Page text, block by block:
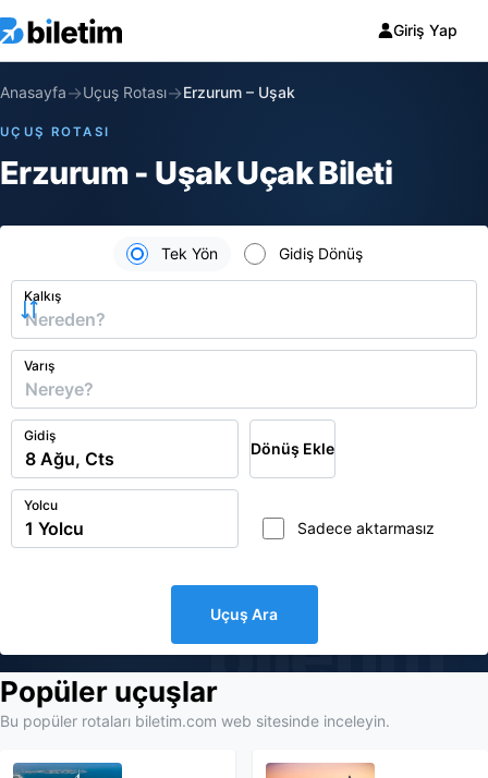
Giriş Yap
biletim
Anasayfa→Uçuş Rotası→Erzurum – Uşak
UÇUŞ ROTASI
Erzurum - Uşak Uçak Bileti
Tek Yön Gidiş Dönüş
Kalkış
Varış
Gidiş
Dönüş Ekle
Yolcu
Sadece aktarmasız
Uçuş Ara
Popüler uçuşlar
Bu popüler rotaları biletim.com web sitesinde inceleyin.